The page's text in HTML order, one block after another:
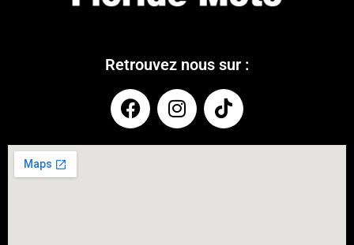
Retrouvez nous sur :